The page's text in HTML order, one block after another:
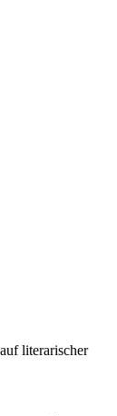
literarischer